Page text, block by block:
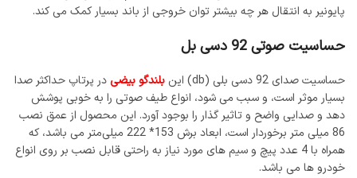
پایونیر به انتقال هر چه بیشتر توان خروجی از باند بسیار کمک می کند.
حساسیت صوتی 92 دسی بل
حساسیت صدای 92 دسی بلی (db) این بلندگو بیضیدر پرتاپ حداکثر صدا
بسیار موثر است، و سبب می شود، انواع طیف صوتی را به خوبی پوشش
دهد و صدایی واضح و تاثیر گذار را بوجود آورد. این محصول از عمق نصب
86 میلی متر برخوردار است، ابعاد برش 153* 222 میلی‌متر می باشد، که
همراه با 4 عدد پیچ و سیم های مورد نیاز به راحتی قابل نصب بر روی انواع
خودرو ها می باشد.